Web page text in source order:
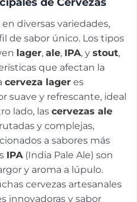
diversas variedades,
de sabor único. Los tipos
lager, ale, IPA, y stout,
que afectan la
cerveza lager es
suave y refrescante, ideal
lado, las cervezas ale
y complejas,
a sabores más
IPA (India Pale Ale) son
y aroma a lúpulo.
cervezas artesanales
innovadoras y sabor